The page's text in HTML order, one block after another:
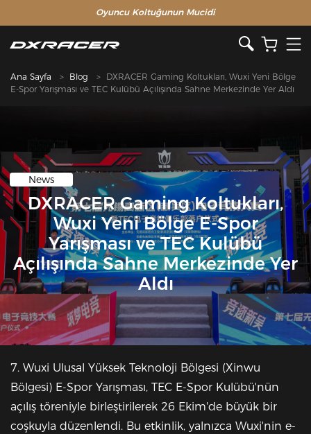
Oyuncu Koltuğunun Mucidi
Ana Sayfa Blog
DXRACER Gaming Koltukları, Wuxi Yeni Bölge
E-Spor Yarışması ve TEC Kulübü Açılışında Sahne Merkezinde Yer Aldı​
News
DXRACER Gaming Koltukları,
Wuxi Yeni Bölge E-Spor
Yarışması ve TEC Kulübü
Açılışında Sahne Merkezinde Yer
Aldı​
7. Wuxi Ulusal Yüksek Teknoloji Bölgesi (Xinwu
Bölgesi) E-Spor Yarışması, TEC E-Spor Kulübü'nün
açılış töreniyle birleştirilerek 26 Ekim'de büyük bir
coşkuyla düzenlendi. Bu etkinlik, yalnızca Wuxi'nin e-